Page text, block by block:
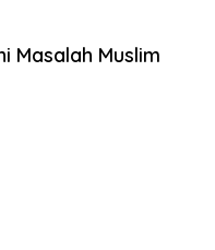
Masalah Muslim